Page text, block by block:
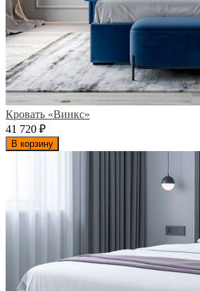
Кровать «Винкс»
41 720 ₽
В корзину